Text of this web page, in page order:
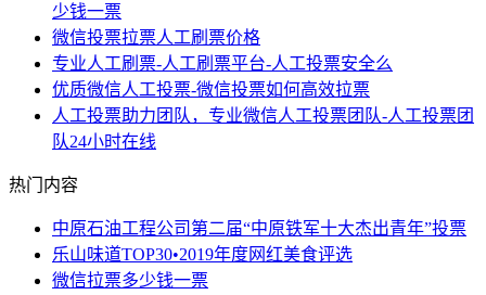
少钱一票
微信投票拉票人工刷票价格
专业人工刷票-人工刷票平台-人工投票安全么
优质微信人工投票-微信投票如何高效拉票
人工投票助力团队，专业微信人工投票团队-人工投票团
队24小时在线
热门内容
中原石油工程公司第二届“中原铁军十大杰出青年”投票
乐山味道TOP30•2019年度网红美食评选
微信拉票多少钱一票